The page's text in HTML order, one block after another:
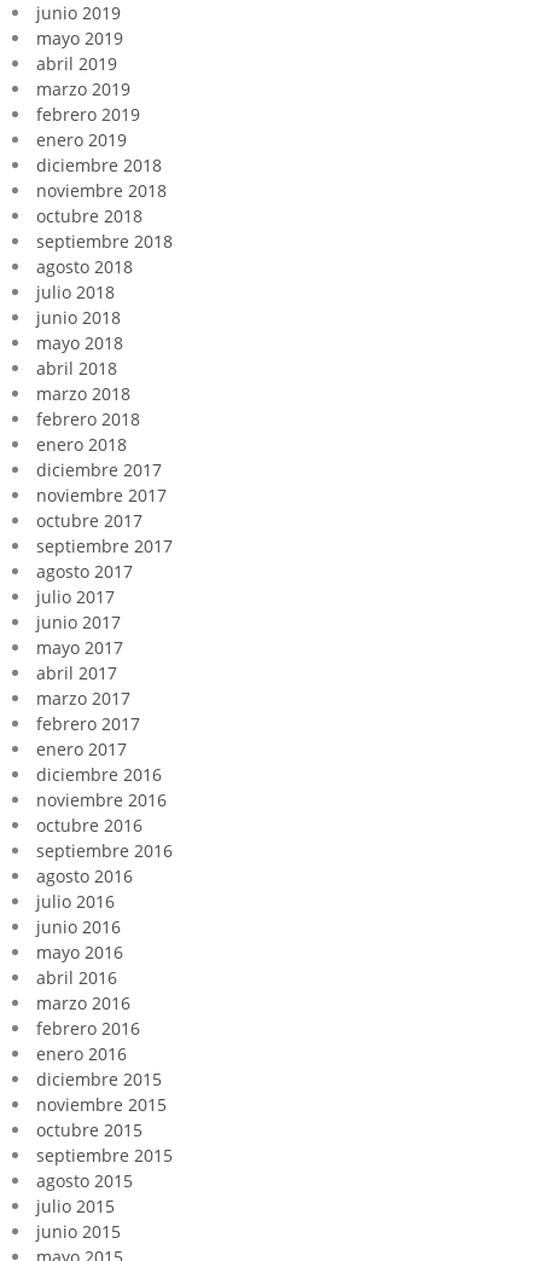
junio 2019
mayo 2019
abril 2019
marzo 2019
febrero 2019
enero 2019
diciembre 2018
noviembre 2018
octubre 2018
septiembre 2018
agosto 2018
julio 2018
junio 2018
mayo 2018
abril 2018
marzo 2018
febrero 2018
enero 2018
diciembre 2017
noviembre 2017
octubre 2017
septiembre 2017
agosto 2017
julio 2017
junio 2017
mayo 2017
abril 2017
marzo 2017
febrero 2017
enero 2017
diciembre 2016
noviembre 2016
octubre 2016
septiembre 2016
agosto 2016
julio 2016
junio 2016
mayo 2016
abril 2016
marzo 2016
febrero 2016
enero 2016
diciembre 2015
noviembre 2015
octubre 2015
septiembre 2015
agosto 2015
julio 2015
junio 2015